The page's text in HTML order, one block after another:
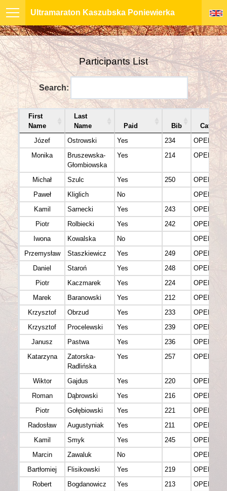
Ultramaraton Kaszubska Poniewierka
Participants List
Search:
First
Name
Last
Name
Paid Bib
Józef
Ostrowski Yes 234
OPEN M
Monika
Bruszewska-
Głombiowska
Yes 214 OPEN K
Michał Szulc Yes 250
OPEN M
Paweł
Kliglich No
OPEN M
Kamil
Sarnecki Yes 243
OPEN M
Piotr
Rolbiecki Yes 242
OPEN M
Iwona
Kowalska No
OPEN K
Przemysław
Staszkiewicz Yes 249
OPEN M
Daniel
Staroń Yes 248
OPEN M
Piotr
Kaczmarek Yes 224
OPEN M
Marek
Baranowski Yes 212
OPEN M
Krzysztof
Obrzud Yes 233
OPEN M
Krzysztof
Procelewski Yes 239
OPEN M
Janusz
Pastwa Yes 236
OPEN M
Katarzyna
Zatorska-
Radlińska
Yes 257 OPEN K
Wiktor Gajdus Yes 220
OPEN M
Roman
Dąbrowski Yes 216
OPEN M
Piotr
Gołębiowski Yes 221
OPEN M
Radosław
Augustyniak Yes 211
OPEN M
Kamil
Smyk Yes 245
OPEN M
Marcin
Zawaluk No
OPEN M
Bartłomiej
Flisikowski Yes 219
OPEN M
Robert
Bogdanowicz Yes 213
OPEN M